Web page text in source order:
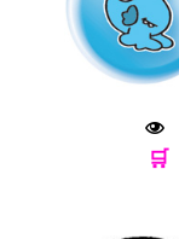
🛒